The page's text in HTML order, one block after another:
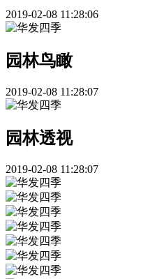
2019-02-08 11:28:06
园林鸟瞰
2019-02-08 11:28:07
园林透视
2019-02-08 11:28:07